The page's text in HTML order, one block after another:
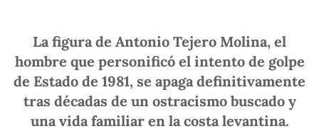
La figura de Antonio Tejero Molina, el
hombre que personificó el intento de golpe
de Estado de 1981, se apaga definitivamente
tras décadas de un ostracismo buscado y
una vida familiar en la costa levantina.